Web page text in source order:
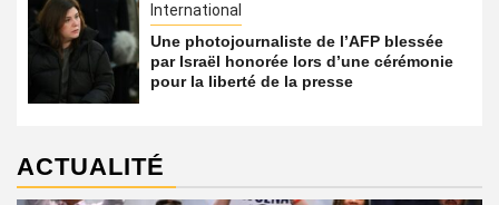
International
Une photojournaliste de l’AFP blessée
par Israël honorée lors d’une cérémonie
pour la liberté de la presse
ACTUALITÉ